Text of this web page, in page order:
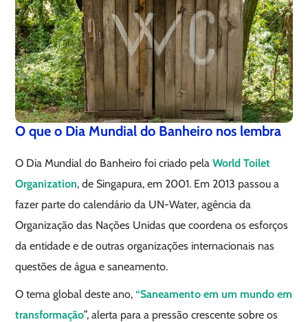
O que o Dia Mundial do Banheiro nos lembra
O Dia Mundial do Banheiro foi criado pelaWorld Toilet
Organization, de Singapura, em 2001. Em 2013 passou a
fazer parte do calendário da UN-Water, agência da
Organização das Nações Unidas que coordena os esforços
da entidade e de outras organizações internacionais nas
questões de água e saneamento.
O tema global deste ano,“Saneamento em um mundo em
transformação”, alerta para a pressão crescente sobre os